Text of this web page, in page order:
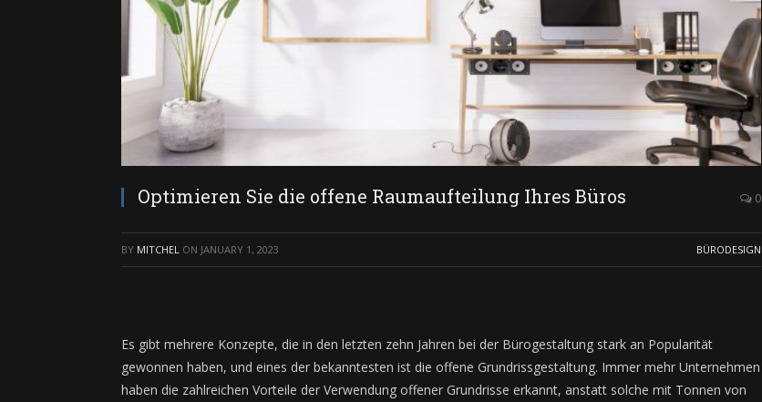
Optimieren Sie die offene Raumaufteilung Ihres Büros 0
BY MITCHEL ON JANUARY 1, 2023 BÜRODESIGN
Es gibt mehrere Konzepte, die in den letzten zehn Jahren bei der Bürogestaltung stark an Popularität
gewonnen haben, und eines der bekanntesten ist die offene Grundrissgestaltung. Immer mehr Unternehmen
haben die zahlreichen Vorteile der Verwendung offener Grundrisse erkannt, anstatt solche mit Tonnen von